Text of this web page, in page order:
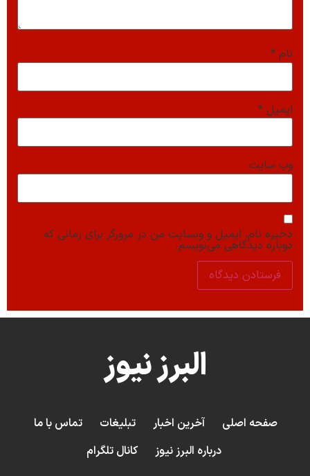
نام *
ایمیل *
وب‌ سایت
ذخیره نام، ایمیل و وبسایت من در مرورگر برای زمانی که
دوباره دیدگاهی می‌نویسم.
البرز نیوز
صفحه اصلی آخرین اخبار تبلیغات
تماس با ما
درباره البرز نیوز
کانال تلگرام